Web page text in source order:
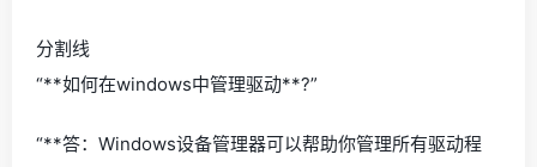
分割线
“**如何在windows中管理驱动**?”
“**答：Windows设备管理器可以帮助你管理所有驱动程